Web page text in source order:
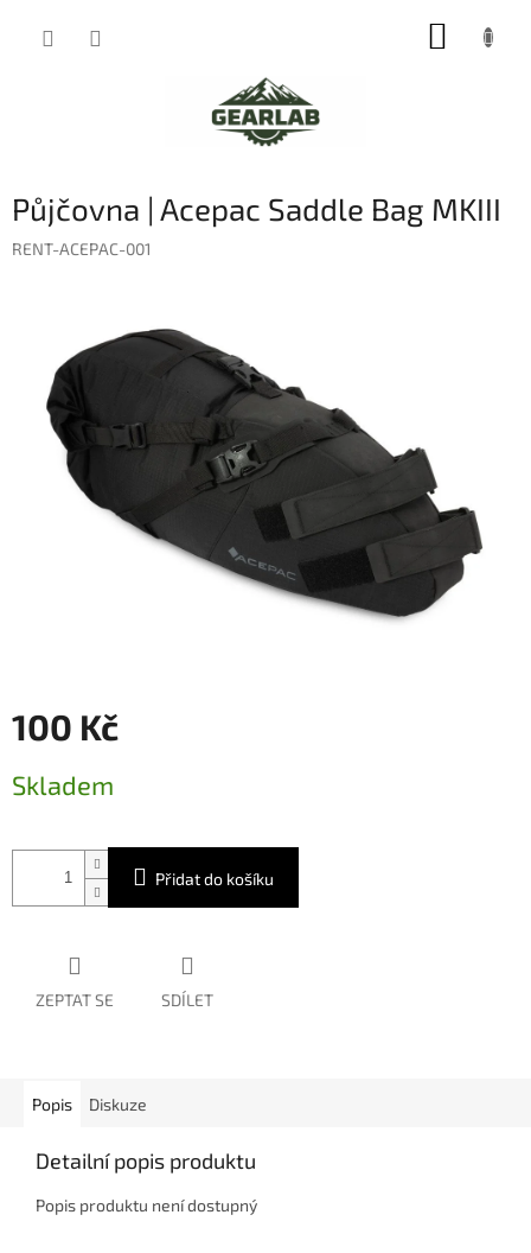
Půjčovna | Acepac Saddle Bag MKIII
RENT-ACEPAC-001
100 Kč
cena:
Skladem
Přidat do košíku
ZEPTAT SE SDÍLET
Popis Diskuze
Detailní popis produktu
Popis produktu není dostupný